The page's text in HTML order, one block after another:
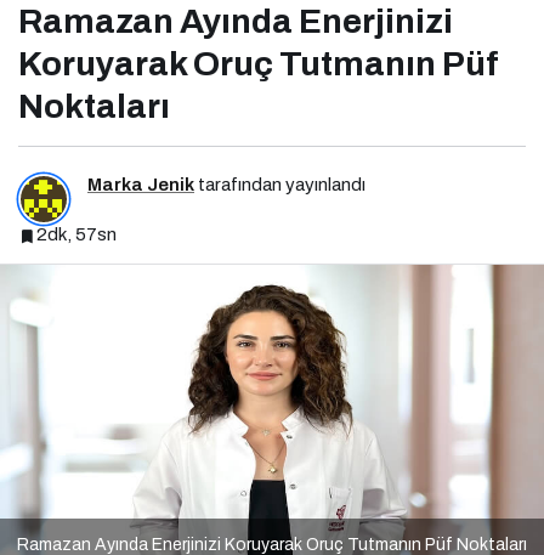
Ramazan Ayında Enerjinizi
Koruyarak Oruç Tutmanın Püf
Noktaları
Marka Jenik tarafından yayınlandı
2dk, 57sn
Ramazan Ayında Enerjinizi Koruyarak Oruç Tutmanın Püf Noktaları